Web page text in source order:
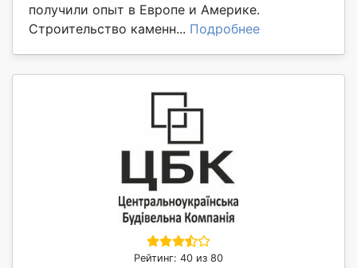
получили опыт в Европе и Америке.
Строительство каменн... Подробнее
Рейтинг: 40 из 80